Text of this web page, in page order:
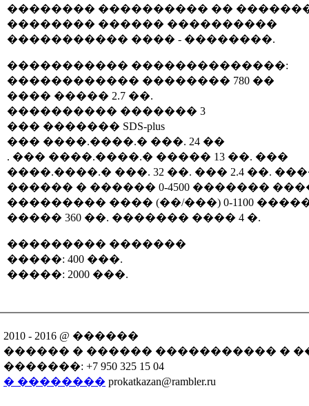
�������� ���������� ��
�������� ������ ����������
����������� ���� - ��������.
����������� ��������������:
������������ �������� 780 ��
���� ����� 2.7 ��.
���������� ������� 3
��� ������� SDS-plus
��� ����.����.� ���. 24 ��
. ��� ����.����.� ����� 13 ��. ���
����.����.� ���. 32 ��. ��� 2.4 ��.
������ � ������ 0-4500 �������
��������� ���� (��/���) 0-1100
����� 360 ��. ������� ���� 4 �.
��������� �������
�����: 400 ���.
�����: 2000 ���.
2010 - 2016 @ ������
������ � ������ ����������� �
�������: +7 950 325 15 04
� �������� prokatkazan@rambler.ru